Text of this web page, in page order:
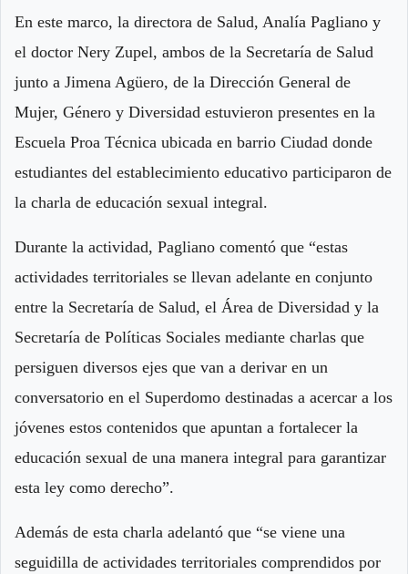
En este marco, la directora de Salud, Analía Pagliano y
el doctor Nery Zupel, ambos de la Secretaría de Salud
junto a Jimena Agüero, de la Dirección General de
Mujer, Género y Diversidad estuvieron presentes en la
Escuela Proa Técnica ubicada en barrio Ciudad donde
estudiantes del establecimiento educativo participaron de
la charla de educación sexual integral.
Durante la actividad, Pagliano comentó que “estas
actividades territoriales se llevan adelante en conjunto
entre la Secretaría de Salud, el Área de Diversidad y la
Secretaría de Políticas Sociales mediante charlas que
persiguen diversos ejes que van a derivar en un
conversatorio en el Superdomo destinadas a acercar a los
jóvenes estos contenidos que apuntan a fortalecer la
educación sexual de una manera integral para garantizar
esta ley como derecho”.
Además de esta charla adelantó que “se viene una
seguidilla de actividades territoriales comprendidos por